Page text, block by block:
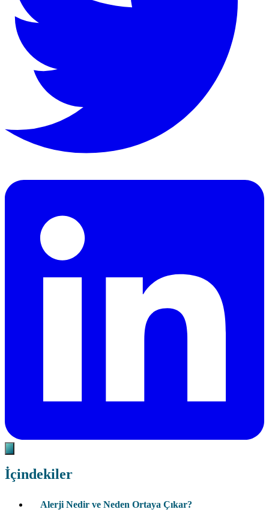
İçindekiler
Alerji Nedir ve Neden Ortaya Çıkar?